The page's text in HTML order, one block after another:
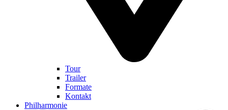
Tour
Trailer
Formate
Kontakt
Philharmonie